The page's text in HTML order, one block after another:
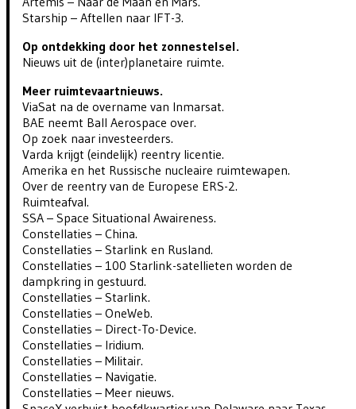
Starship – Aftellen naar IFT-3.
Op ontdekking door het zonnestelsel.
Nieuws uit de (inter)planetaire ruimte.
Meer ruimtevaartnieuws.
ViaSat na de overname van Inmarsat.
BAE neemt Ball Aerospace over.
Op zoek naar investeerders.
Varda krijgt (eindelijk) reentry licentie.
Amerika en het Russische nucleaire ruimtewapen.
Over de reentry van de Europese ERS-2.
Ruimteafval.
SSA – Space Situational Awaireness.
Constellaties – China.
Constellaties – Starlink en Rusland.
Constellaties – 100 Starlink-satellieten worden de
dampkring in gestuurd.
Constellaties – Starlink.
Constellaties – OneWeb.
Constellaties – Direct-To-Device.
Constellaties – Iridium.
Constellaties – Militair.
Constellaties – Navigatie.
Constellaties – Meer nieuws.